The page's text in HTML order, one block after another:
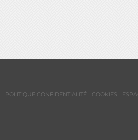
POLITIQUE CONFIDENTIALITÉ COOKIES